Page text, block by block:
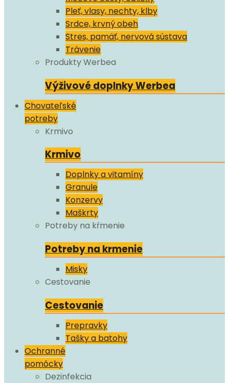
Pleť, vlasy, nechty, klby
Srdce, krvný obeh
Stres, pamäť, nervová sústava
Trávenie
Produkty Werbea
Výživové doplnky Werbea
Chovateľské
potreby
Krmivo
Krmivo
Doplnky a vitamíny
Granule
Konzervy
Maškrty
Potreby na kŕmenie
Potreby na krmenie
Misky
Cestovanie
Cestovanie
Prepravky
Tašky a batohy
Ochranné
pomôcky
Dezinfekcia